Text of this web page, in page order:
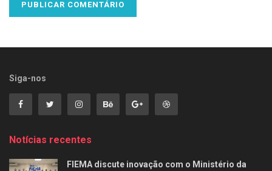
Siga-nos
Notícias recentes
FIEMA discute inovação com o Ministério da